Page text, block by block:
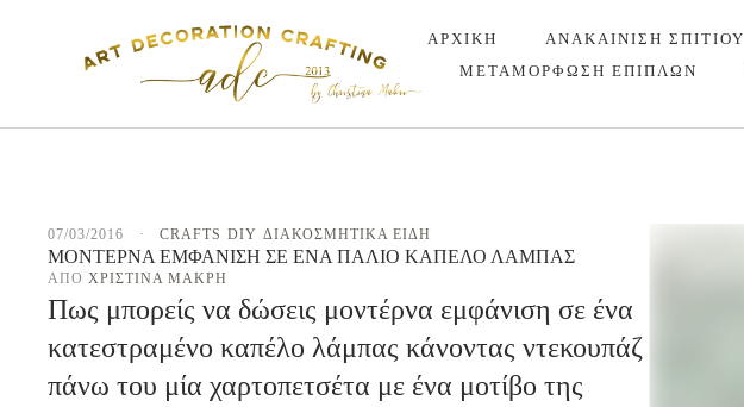
ΑΡΧΙΚΗ ΑΝΑΚΑΙΝΙΣΗ ΣΠΙΤΙΟΥ
ΜΕΤΑΜΟΡΦΩΣΗ ΕΠΙΠΛΩΝ
07/03/2016 · CRAFTS DIY ΔΙΑΚΟΣΜΗΤΙΚΑ ΕΙΔΗ
ΜΟΝΤΈΡΝΑ ΕΜΦΆΝΙΣΗ ΣΕ ΈΝΑ ΠΑΛΙΌ ΚΑΠΈΛΟ ΛΆΜΠΑΣ
ΑΠΌ ΧΡΙΣΤΊΝΑ ΜΑΚΡΉ
Πως μπορείς να δώσεις μοντέρνα εμφάνιση σε ένα
κατεστραμένο καπέλο λάμπας κάνοντας ντεκουπάζ
πάνω του μία χαρτοπετσέτα με ένα μοτίβο της